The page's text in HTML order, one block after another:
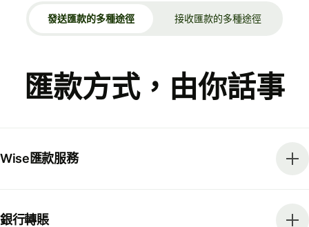
發送匯款的多種途徑 接收匯款的多種途徑
匯款方式，由你話事
Wise匯款服務
銀行轉賬